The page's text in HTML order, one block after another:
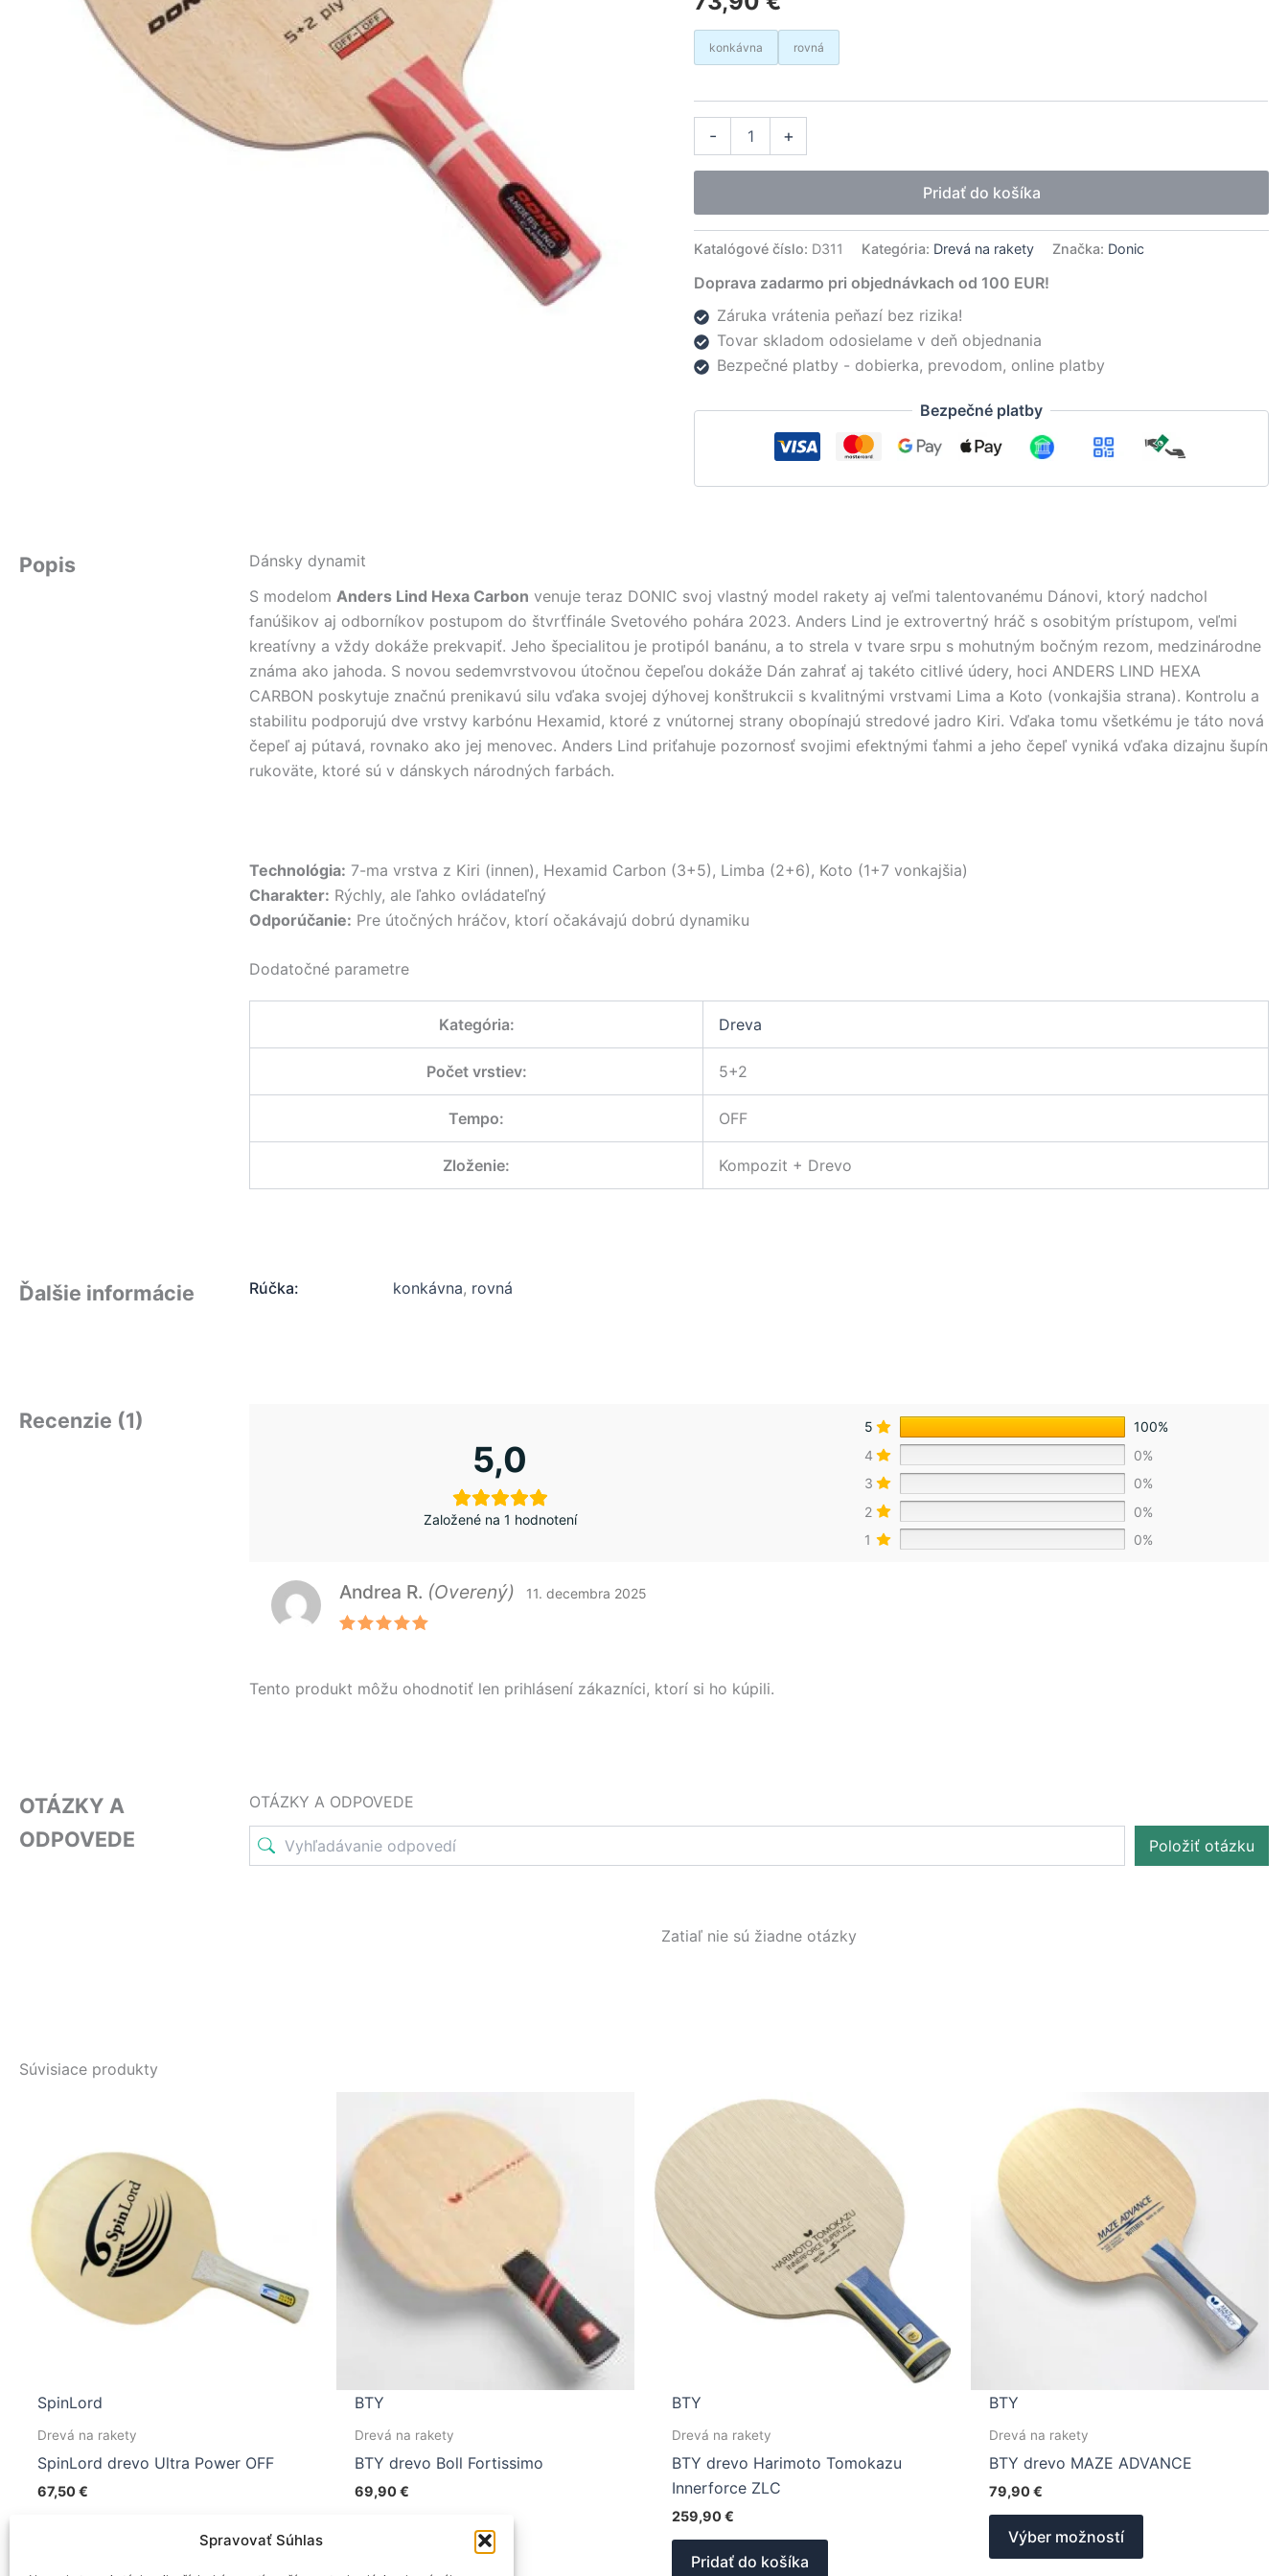
Spravovať Súhlas
základe
zákazníckej
recenzie
konkávna rovná
-
Carbon
+
Pridať do košíka
Katalógové číslo: D311 Kategória: Drevá na rakety Značka: Donic
Doprava zadarmo pri objednávkach od 100 EUR!
Záruka vrátenia peňazí bez rizika!
Tovar skladom odosielame v deň objednania
Bezpečné platby - dobierka, prevodom, online platby
Bezpečné platby
Popis
Dánsky dynamit
S modelom Anders Lind Hexa Carbon venuje teraz DONIC svoj vlastný model rakety aj veľmi talentovanému Dánovi, ktorý nadchol
fanúšikov aj odborníkov postupom do štvrťfinále Svetového pohára 2023. Anders Lind je extrovertný hráč s osobitým prístupom, veľmi
kreatívny a vždy dokáže prekvapiť. Jeho špecialitou je protipól banánu, a to strela v tvare srpu s mohutným bočným rezom, medzinárodne
známa ako jahoda. S novou sedemvrstvovou útočnou čepeľou dokáže Dán zahrať aj takéto citlivé údery, hoci ANDERS LIND HEXA
CARBON poskytuje značnú prenikavú silu vďaka svojej dýhovej konštrukcii s kvalitnými vrstvami Lima a Koto (vonkajšia strana). Kontrolu a
stabilitu podporujú dve vrstvy karbónu Hexamid, ktoré z vnútornej strany obopínajú stredové jadro Kiri. Vďaka tomu všetkému je táto nová
čepeľ aj pútavá, rovnako ako jej menovec. Anders Lind priťahuje pozornosť svojimi efektnými ťahmi a jeho čepeľ vyniká vďaka dizajnu šupín
rukoväte, ktoré sú v dánskych národných farbách.
Technológia: 7-ma vrstva z Kiri (innen), Hexamid Carbon (3+5), Limba (2+6), Koto (1+7 vonkajšia)
Charakter: Rýchly, ale ľahko ovládateľný
Odporúčanie: Pre útočných hráčov, ktorí očakávajú dobrú dynamiku
Dodatočné parametre
Kategória: Dreva
Počet vrstiev: 5+2
Tempo: OFF
Zloženie: Kompozit + Drevo
Ďalšie informácie Rúčka: konkávna, rovná
Recenzie (1)
5,0
Založené na 1 hodnotení
5
100%
4
0%
3
0%
2
0%
1
0%
Andrea R. (Overený) 11. decembra 2025
Tento produkt môžu ohodnotiť len prihlásení zákazníci, ktorí si ho kúpili.
OTÁZKY A
ODPOVEDE
OTÁZKY A ODPOVEDE
Položiť otázku
Zatiaľ nie sú žiadne otázky
Súvisiace produkty
SpinLord
Drevá na rakety
SpinLord drevo Ultra Power OFF
67,50€
produkt
BTY
Drevá na rakety
BTY drevo Boll Fortissimo
69,90€
Výber možností
Tento
BTY
Drevá na rakety
BTY drevo Harimoto Tomokazu
Innerforce ZLC
259,90€
Pridať do košíka
BTY
Drevá na rakety
BTY drevo MAZE ADVANCE
79,90€
Výber možností
Tento